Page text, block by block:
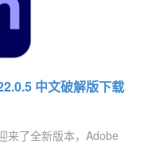
中文破解版下载
来了全新版本，Adobe